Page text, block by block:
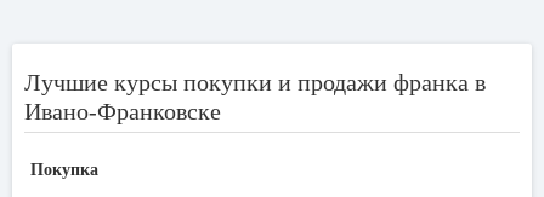
Лучшие курсы покупки и продажи франка в
Ивано-Франковске
Покупка